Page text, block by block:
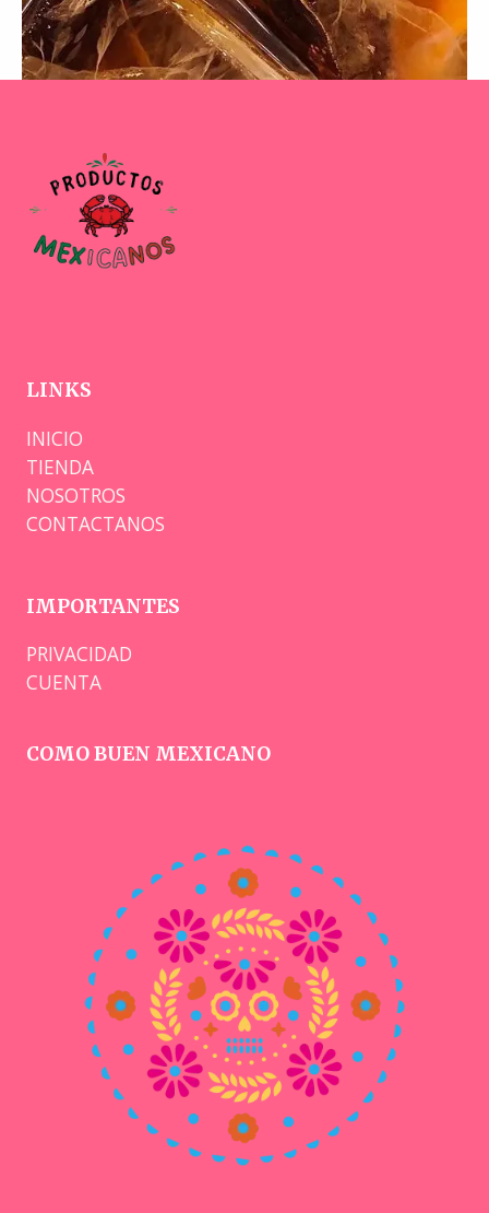
LINKS
INICIO
TIENDA
NOSOTROS
CONTACTANOS
IMPORTANTES
PRIVACIDAD
CUENTA
COMO BUEN MEXICANO